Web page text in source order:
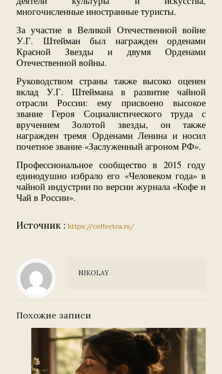
многочисленные иностранные туристы.
За участие в Великой Отечественной войне
У.Г. Штейман был награжден орденами
Красной Звезды и двумя Орденами
Отечественной войны.
Руководством страны также высоко оценен
вклад У.Г. Штеймана в развитие чайной
отрасли России: ему присвоено высокое
звание Героя Социалистического труда с
вручением Золотой звезды, он также
награжден тремя Орденами Ленина и носил
почетное звание «Заслуженный агроном РФ».
Профессиональное сообщество в 2015 году
единодушно избрало его «Человеком года» в
чайной индустрии по версии журнала «Кофе и
Чай в России».
Источник : https://coffeetea.ru/
NIKOLAY
Похожие записи